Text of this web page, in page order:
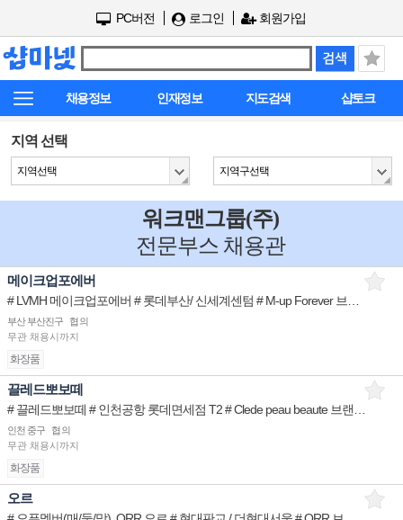
PC버전 로그인 회원가입
채용정보 인재정보 지도검색 샵토크
지역 선택
지역선택 지역구선택
워크맨그룹(주)
전문부스 채용관
메이크업포에버
부산 부산진구
협의
무관 채용시까지
화장품
끌레드뽀보떼
인천 중구
협의
무관 채용시까지
화장품
오르